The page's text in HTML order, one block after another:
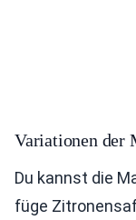
Variationen der
Du kannst die
füge